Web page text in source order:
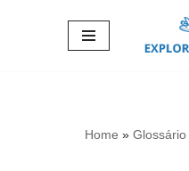
Home » Glossário